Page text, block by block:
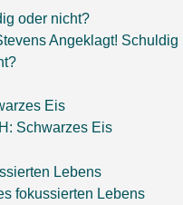
Angeklagt! Schuldig
Schwarzes Eis
fokussierten Lebens